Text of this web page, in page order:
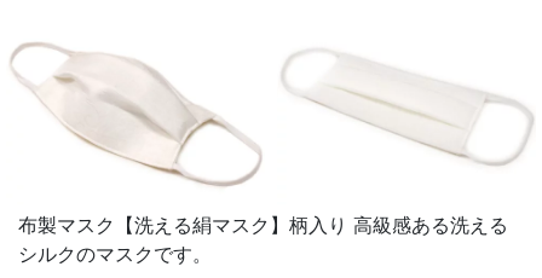
布製マスク【洗える絹マスク】柄入り 高級感ある洗える
シルクのマスクです。